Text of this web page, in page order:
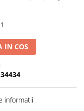
1
IN COS
informatii